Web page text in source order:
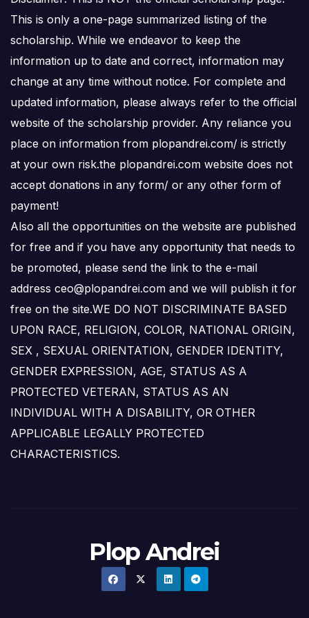
This is only a one-page summarized listing of the
scholarship. While we endeavor to keep the
information up to date and correct, information may
change at any time without notice. For complete and
updated information, please always refer to the official
website of the scholarship provider. Any reliance you
place on information from plopandrei.com/ is strictly
at your own risk.the plopandrei.com website does not
accept donations in any form/ or any other form of
payment!
Also all the opportunities on the website are published
for free and if you have any opportunity that needs to
be promoted, please send the link to the e-mail
address ceo@plopandrei.com and we will publish it for
free on the site.WE DO NOT DISCRIMINATE BASED
UPON RACE, RELIGION, COLOR, NATIONAL ORIGIN,
SEX , SEXUAL ORIENTATION, GENDER IDENTITY,
GENDER EXPRESSION, AGE, STATUS AS A
PROTECTED VETERAN, STATUS AS AN
INDIVIDUAL WITH A DISABILITY, OR OTHER
APPLICABLE LEGALLY PROTECTED
CHARACTERISTICS.
Plop Andrei